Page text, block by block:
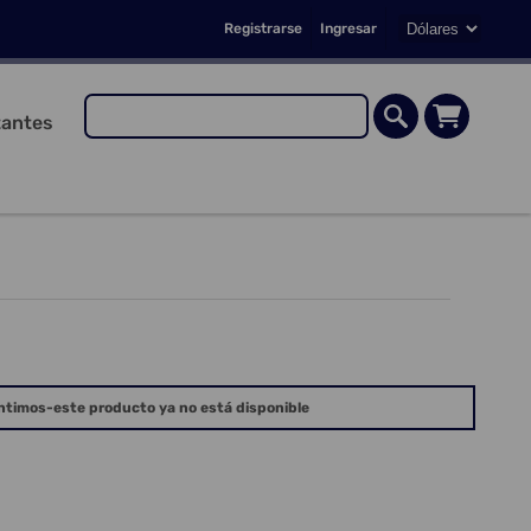
Registrarse Ingresar
este producto ya no está disponible